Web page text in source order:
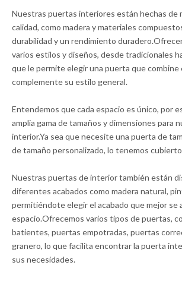
Nuestras puertas interiores están hechas de
calidad, como madera y materiales
durabilidad y un rendimiento
varios estilos y diseños, desde tradicionales
que le permite elegir una puerta que combine
complemente su estilo general.
Entendemos que cada espacio es único, por
amplia gama de tamaños y dimensiones para
interior.Ya sea que necesite una puerta de
de tamaño personalizado, lo tenemos
Nuestras puertas de interior también están
diferentes acabados como madera natural,
permitiéndote elegir el acabado que mejor se
espacio.Ofrecemos varios tipos de puertas,
batientes, puertas empotradas, puertas
granero, lo que facilita encontrar la puerta
sus necesidades.